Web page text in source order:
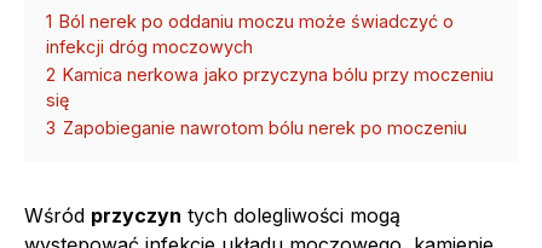
1 Ból nerek po oddaniu moczu może świadczyć o
infekcji dróg moczowych
2 Kamica nerkowa jako przyczyna bólu przy moczeniu
się
3 Zapobieganie nawrotom bólu nerek po moczeniu
Wśród przyczyn tych dolegliwości mogą